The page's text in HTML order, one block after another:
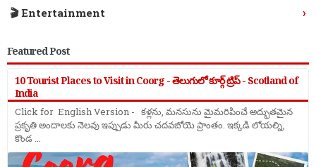
🎬 Entertainment ›
Featured Post
10 Tourist Places to Visit in Coorg - తెలుగులో కూర్గ్ ట్రిప్ - Scotland of
India
Click for English Version - కళ్లను, మనసును మైమరిపించే అద్భుతమైన
ప్రకృతి అందాలకు నెలవు ఇప్పుడు మీరు చదవబోయె ప్రాంతం. ఇక్కడి లోయల్ని,
కొండ ...